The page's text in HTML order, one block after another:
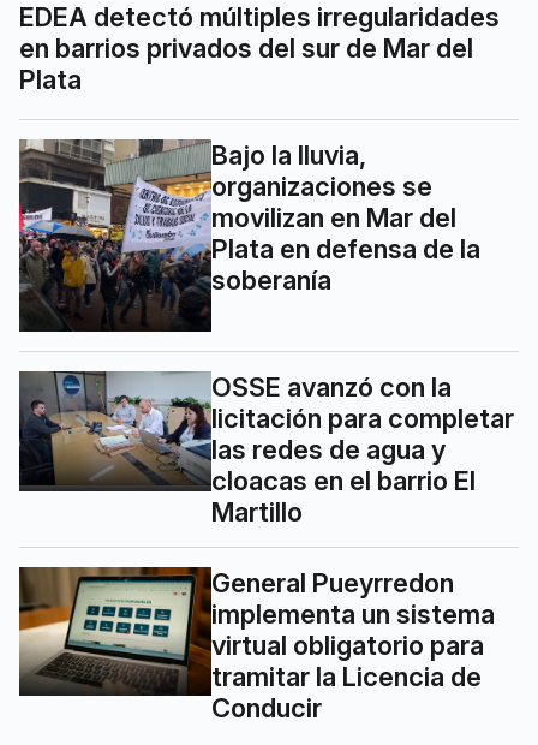
EDEA detectó múltiples irregularidades
en barrios privados del sur de Mar del
Plata
Bajo la lluvia,
organizaciones se
movilizan en Mar del
Plata en defensa de la
soberanía
OSSE avanzó con la
licitación para completar
las redes de agua y
cloacas en el barrio El
Martillo
General Pueyrredon
implementa un sistema
virtual obligatorio para
tramitar la Licencia de
Conducir